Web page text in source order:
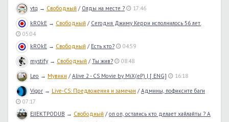
vtq → Свободный / Олды на месте ? 17:46
kROkE → Свободный / Сегодня Джиму Керри исполнилось 56 лет.
05:04
kROkE → Свободный / Есть кто? 04:59
mystify → Свободный /Ты жив? 08:48
Leo → Мувики /Alive 2 - CS Movie by MiX(eP) | [ ENG] 16:18
Vigor → Live-CS: Предложения и замечан /Админы, пофиксите баги
07:17
EJIEKTPODUB → Свободный /оп оп, остались кто делает хайлайты ? А